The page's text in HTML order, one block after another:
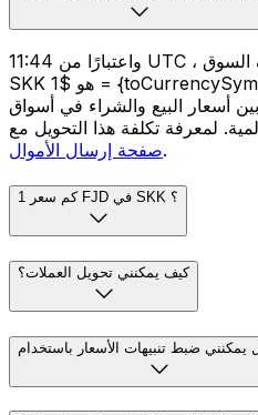
واعتبارًا من 11:44 UTC ، فإن معدل منتصف السوق FJD إلى
SKK هو $1 = {toCurrencySymbol}11.7988. سعر منتصف
أسعار البيع والشراء في أسواق
صفحة إرسال الأموال.
كم سعر 1 FJD في SKK ؟
كيف يمكنني تحويل العملات؟